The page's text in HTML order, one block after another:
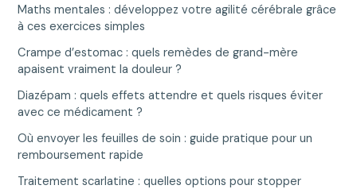
Maths mentales : développez votre agilité cérébrale grâce
à ces exercices simples
Crampe d’estomac : quels remèdes de grand-mère
apaisent vraiment la douleur ?
Diazépam : quels effets attendre et quels risques éviter
avec ce médicament ?
Où envoyer les feuilles de soin : guide pratique pour un
remboursement rapide
Traitement scarlatine : quelles options pour stopper